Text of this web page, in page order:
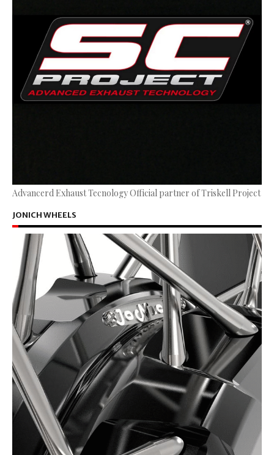
Advancerd Exhaust Tecnology Official partner of Triskell Project
JONICH WHEELS